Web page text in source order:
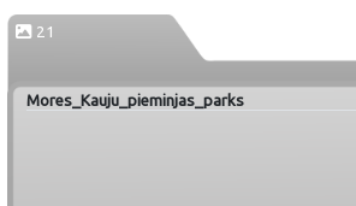
21
Mores_Kauju_pieminjas_parks